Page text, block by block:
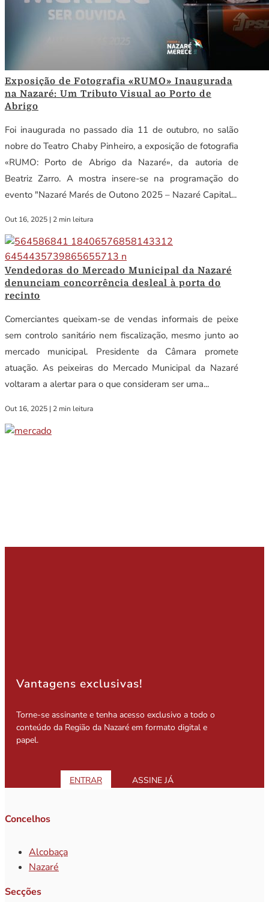
Exposição de Fotografia «RUMO» Inaugurada
na Nazaré: Um Tributo Visual ao Porto de
Abrigo
Foi inaugurada no passado dia 11 de outubro, no salão
nobre do Teatro Chaby Pinheiro, a exposição de fotografia
«RUMO: Porto de Abrigo da Nazaré», da autoria de
Beatriz Zarro. A mostra insere-se na programação do
evento "Nazaré Marés de Outono 2025 – Nazaré Capital...
Out 16, 2025 | 2 min leitura
Vendedoras do Mercado Municipal da Nazaré
denunciam concorrência desleal à porta do
recinto
Comerciantes queixam-se de vendas informais de peixe
sem controlo sanitário nem fiscalização, mesmo junto ao
mercado municipal. Presidente da Câmara promete
atuação. As peixeiras do Mercado Municipal da Nazaré
voltaram a alertar para o que consideram ser uma...
Out 16, 2025 | 2 min leitura
Vantagens exclusivas!
Torne-se assinante e tenha acesso exclusivo a todo o
conteúdo da Região da Nazaré em formato digital e
papel.
ENTRAR ASSINE JÁ
Concelhos
Alcobaça
Nazaré
Secções